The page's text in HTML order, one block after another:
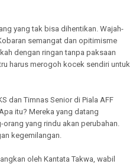
yang tak bisa dihentikan. Wajah-
semangat dan opitimisme
dengan ringan tanpa paksaan
harus merogoh kocek sendiri untuk
dan Timnas Senior di Piala AFF
itu? Mereka yang datang
yang rindu akan perubahan.
kegemilangan.
oleh Kantata Takwa, wabil